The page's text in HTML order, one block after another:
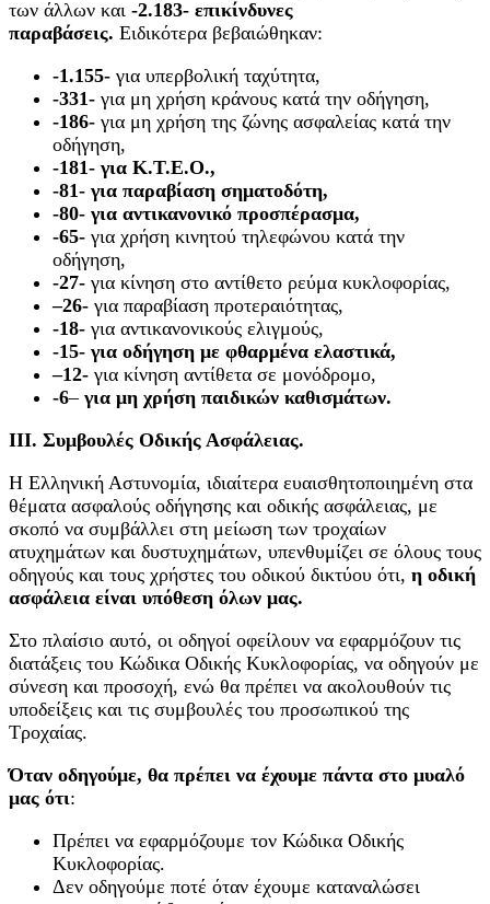
των άλλων και -2.183- επικίνδυνες
παραβάσεις. Ειδικότερα βεβαιώθηκαν:
-1.155- για υπερβολική ταχύτητα,
-331- για μη χρήση κράνους κατά την οδήγηση,
-186- για μη χρήση της ζώνης ασφαλείας κατά την
οδήγηση,
-181- για Κ.Τ.Ε.Ο.,
-81- για παραβίαση σηματοδότη,
-80- για αντικανονικό προσπέρασμα,
-65- για χρήση κινητού τηλεφώνου κατά την
οδήγηση,
-27- για κίνηση στο αντίθετο ρεύμα κυκλοφορίας,
–26- για παραβίαση προτεραιότητας,
-18- για αντικανονικούς ελιγμούς,
-15- για οδήγηση με φθαρμένα ελαστικά,
–12- για κίνηση αντίθετα σε μονόδρομο,
-6–για μη χρήση παιδικών καθισμάτων.
ΙΙΙ. Συμβουλές Οδικής Ασφάλειας.
Η Ελληνική Αστυνομία, ιδιαίτερα ευαισθητοποιημένη στα
θέματα ασφαλούς οδήγησης και οδικής ασφάλειας, με
σκοπό να συμβάλλει στη μείωση των τροχαίων
ατυχημάτων και δυστυχημάτων, υπενθυμίζει σε όλους τους
οδηγούς και τους χρήστες του οδικού δικτύου ότι, η οδική
ασφάλεια είναι υπόθεση όλων μας.
Στο πλαίσιο αυτό, οι οδηγοί οφείλουν να εφαρμόζουν τις
διατάξεις του Κώδικα Οδικής Κυκλοφορίας, να οδηγούν με
σύνεση και προσοχή, ενώ θα πρέπει να ακολουθούν τις
υποδείξεις και τις συμβουλές του προσωπικού της
Τροχαίας.
Όταν οδηγούμε, θα πρέπει να έχουμε πάντα στο μυαλό
μας ότι:
Πρέπει να εφαρμόζουμε τον Κώδικα Οδικής
Κυκλοφορίας.
Δεν οδηγούμε ποτέ όταν έχουμε καταναλώσει